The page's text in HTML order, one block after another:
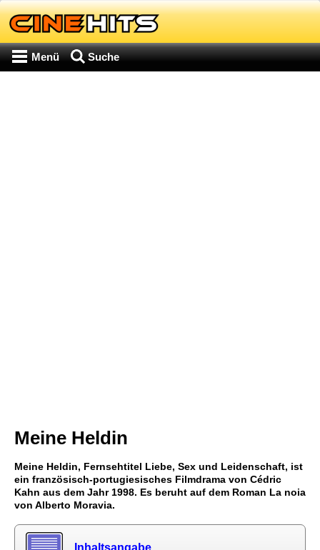
Menü Suche
Meine Heldin
Meine Heldin, Fernsehtitel Liebe, Sex und Leidenschaft, ist
ein französisch-portugiesisches Filmdrama von Cédric
Kahn aus dem Jahr 1998. Es beruht auf dem Roman La noia
von Alberto Moravia.
Inhaltsangabe